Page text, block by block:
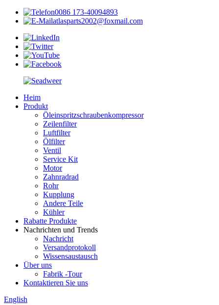
0086 173-40094893
atlasparts2002@foxmail.com
Heim
Produkt
Öleinspritzschraubenkompressor
Zeilenfilter
Luftfilter
Ölfilter
Ventil
Service Kit
Motor
Zahnradrad
Rohr
Kupplung
Andere Teile
Kühler
Rabatte Produkte
Nachrichten und Trends
Nachricht
Versandprotokoll
Wissensaustausch
Über uns
Fabrik -Tour
Kontaktieren Sie uns
English